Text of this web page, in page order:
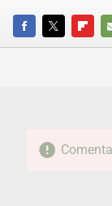
FACEBOOKTWITTER